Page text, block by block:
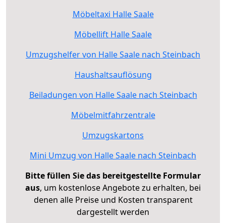
Möbeltaxi Halle Saale
Möbellift Halle Saale
Umzugshelfer von Halle Saale nach Steinbach
Haushaltsauflösung
Beiladungen von Halle Saale nach Steinbach
Möbelmitfahrzentrale
Umzugskartons
Mini Umzug von Halle Saale nach Steinbach
Bitte füllen Sie das bereitgestellte Formular
aus, um kostenlose Angebote zu erhalten, bei
denen alle Preise und Kosten transparent
dargestellt werden